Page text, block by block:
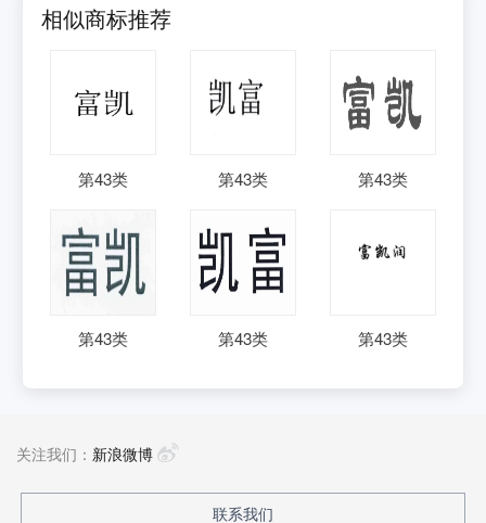
相似商标推荐
第43类 第43类 第43类
第43类 第43类 第43类